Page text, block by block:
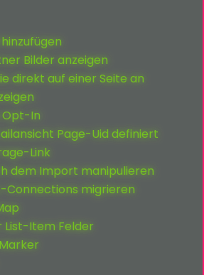
Bilder anzeigen
direkt auf einer Seite an
Opt-In
Page-Uid definiert
Link
dem Import manipulieren
Connections migrieren
List-Item Felder